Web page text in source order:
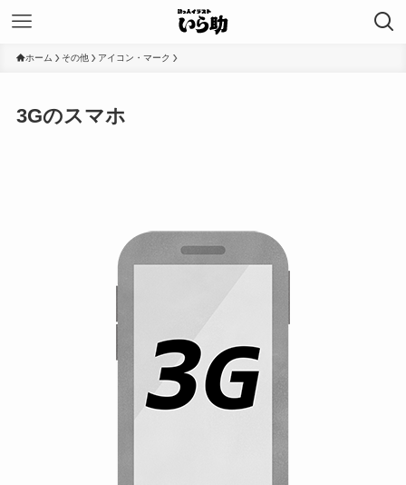
ホーム その他 アイコン・マーク
3Gのスマホ